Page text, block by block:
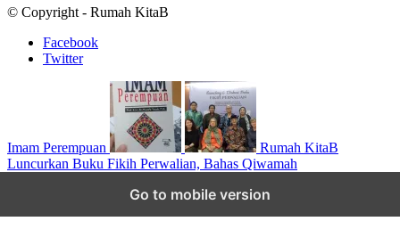
© Copyright - Rumah KitaB
Facebook
Twitter
Imam Perempuan
Rumah KitaB
Luncurkan Buku Fikih Perwalian, Bahas Qiwamah
Go to mobile version